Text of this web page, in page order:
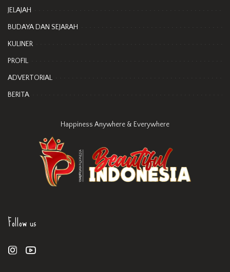
JELAJAH
BUDAYA DAN SEJARAH
KULINER
PROFIL
ADVERTORIAL
BERITA
Happiness Anywhere & Everywhere
Follow us